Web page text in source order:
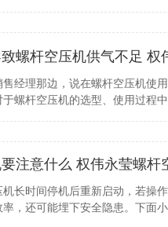
螺杆空压机供气不足 权
经理那边，说在螺杆空压机使
螺杆空压机的选型、使用过程
注意什么 权伟永莹螺杆
长时间停机后重新启动，若操
，还可能埋下安全隐患。下面